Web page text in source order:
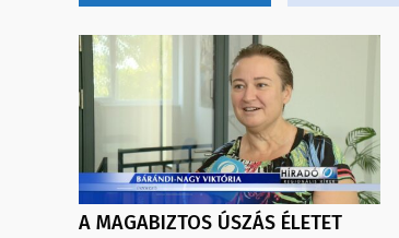
A MAGABIZTOS ÚSZÁS ÉLETET